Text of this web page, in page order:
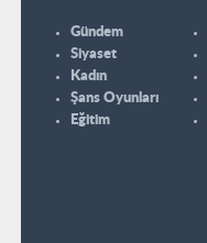
Gündem
Siyaset
Kadın
Şans Oyunları
Eğitim